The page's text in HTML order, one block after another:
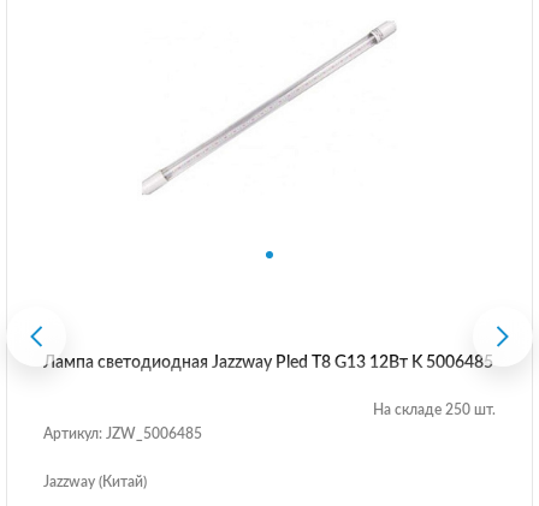
Лампа светодиодная Jazzway Pled T8 G13 12Вт K 5006485
На складе 250 шт.
Артикул: JZW_5006485
Jazzway (Китай)